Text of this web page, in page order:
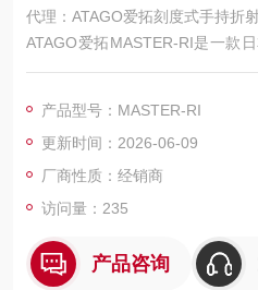
代理：ATAGO爱拓刻度式手持折
ATAGO爱拓MASTER-RI是一款
折光仪，无电池、无需供电、即
固耐用、操作零门槛、无需维护
现场快速检测的经济型便携检测设
产品型号：MASTER-RI
更新时间：2026-06-09
厂商性质：经销商
访问量：235
产品咨询